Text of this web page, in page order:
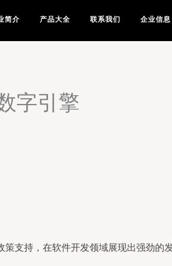
简介 产品大全 联系我们 企业信息
字引擎
支持，在软件开发领域展现出强劲的